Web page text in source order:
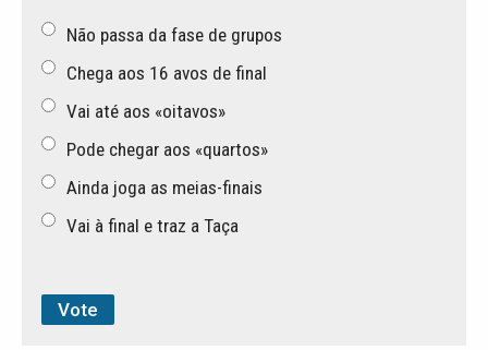
Não passa da fase de grupos
Chega aos 16 avos de final
Vai até aos «oitavos»
Pode chegar aos «quartos»
Ainda joga as meias-finais
Vai à final e traz a Taça